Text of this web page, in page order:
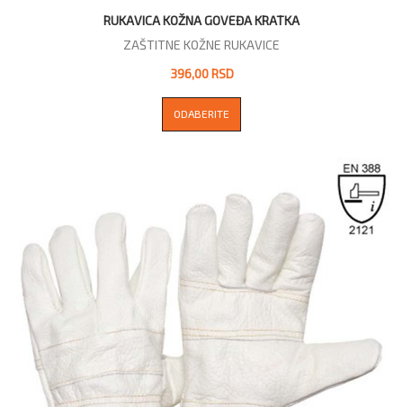
RUKAVICA KOŽNA GOVEĐA KRATKA
ZAŠTITNE KOŽNE RUKAVICE
396,00 RSD
ODABERITE